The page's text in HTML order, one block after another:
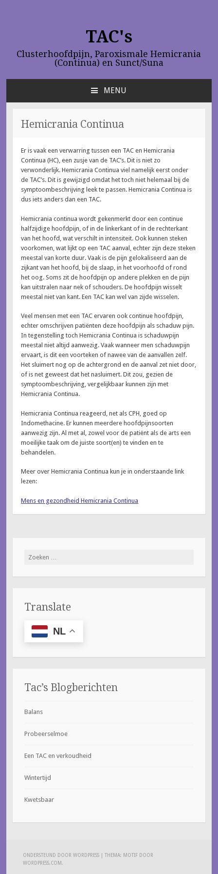
TAC's
Clusterhoofdpijn, Paroxismale Hemicrania
(Continua) en Sunct/Suna
MENU
INHOUD
SPRINGEN
Hemicrania Continua
Er is vaak een verwarring tussen een TAC en Hemicrania
Continua (HC), een zusje van de TAC’s. Dit is niet zo
verwonderlijk. Hemicrania Continua viel namelijk eerst onder
de TAC’s. Dit is gewijzigd omdat het toch niet helemaal bij de
symptoombeschrijving leek te passen. Hemicrania Continua is
dus iets anders dan een TAC.
Hemicrania continua wordt gekenmerkt door een continue
halfzijdige hoofdpijn, of in de linkerkant of in de rechterkant
van het hoofd, wat verschilt in intensiteit. Ook kunnen steken
voorkomen, wat lijkt op een TAC aanval, echter zijn deze steken
meestal van korte duur. Vaak is de pijn gelokaliseerd aan de
zijkant van het hoofd, bij de slaap, in het voorhoofd of rond
het oog. Soms zit de hoofdpijn op andere plekken en de pijn
kan uitstralen naar nek of schouders. De hoofdpijn wisselt
meestal niet van kant. Een TAC kan wel van zijde wisselen.
Veel mensen met een TAC ervaren ook continue hoofdpijn,
echter omschrijven patiënten deze hoofdpijn als schaduw pijn.
In tegenstelling toch Hemicrania Continua is schaduwpijn
meestal niet altijd aanwezig. Vaak wanneer men schaduwpijn
ervaart, is dit een voorteken of nawee van de aanvallen zelf.
Het sluimert nog op de achtergrond en de aanval zet niet door,
of is net geweest dat het nasluimert. Dit zou, gezien de
symptoombeschrijving, vergelijkbaar kunnen zijn met
Hemicrania Continua.
Hemicrania Continua reageerd, net als CPH, goed op
Indomethacine. Er kunnen meerdere hoofdpijnsoorten
aanwezig zijn. Al met al, zowel voor de patiënt als de arts een
moeilijke taak om de juiste soort(en) te vinden en te
behandelen.
Meer over Hemicrania Continua kun je in onderstaande link
lezen:
Mens en gezondheid Hemicrania Continua
Zoeken
Translate
NL
Tac’s Blogberichten
Balans
Probeerselmoe
Een TAC en verkoudheid
Wintertijd
Kwetsbaar
ONDERSTEUND DOOR WORDPRESS |THEMA: MOTIF DOOR
WORDPRESS.COM .